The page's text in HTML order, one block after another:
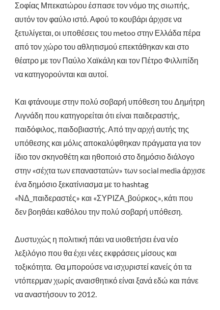
Σοφίας Μπεκατώρου έσπασε τον νόμο της σιωπής,
αυτόν τον φαύλο ιστό. Αφού το κουβάρι άρχισε να
ξετυλίγεται, οι υποθέσεις του metoo στην Ελλάδα πέρα
από τον χώρο του αθλητισμού επεκτάθηκαν και στο
θέατρο με τον Παύλο Χαϊκάλη και τον Πέτρο Φιλλιπίδη
να κατηγορούνται και αυτοί.
Και φτάνουμε στην πολύ σοβαρή υπόθεση του Δημήτρη
Λιγνάδη που κατηγορείται ότι είναι παιδεραστής,
παιδόφιλος, παιδοβιαστής. Από την αρχή αυτής της
υπόθεσης και μόλις αποκαλύφθηκαν πράγματα για τον
ίδιο τον σκηνοθέτη και ηθοποιό στο δημόσιο διάλογο
στην «σέχτα των επαναστατών» των social media άρχισε
ένα δημόσιο ξεκατίνιασμα με το hashtag
«ΝΔ_παιδεραστές» και «ΣΥΡΙΖΑ_βούρκος», κάτι που
δεν βοηθάει καθόλου την πολύ σοβαρή υπόθεση.
Δυστυχώς η πολιτική πάει να υιοθετήσει ένα νέο
λεξιλόγιο που θα έχει νέες εκφράσεις μίσους και
τοξικότητα. Θα μπορούσε να ισχυριστεί κανείς ότι τα
ντόπερμαν χωρίς αναισθητικό είναι ξανά εδώ και πάνε
να αναστήσουν το 2012.